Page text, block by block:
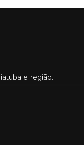
e região.